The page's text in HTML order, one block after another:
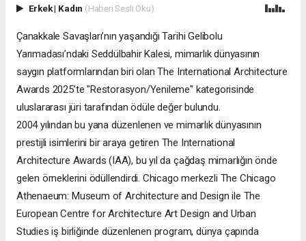
Erkek| Kadın (Haberi Sesli Oku)
Çanakkale Savaşları’nın yaşandığı Tarihi Gelibolu
Yarımadası’ndaki Seddülbahir Kalesi, mimarlık dünyasının
saygın platformlarından biri olan The International Architecture
Awards 2025’te "Restorasyon/Yenileme" kategorisinde
uluslararası jüri tarafından ödüle değer bulundu.
2004 yılından bu yana düzenlenen ve mimarlık dünyasının
prestijli isimlerini bir araya getiren The International
Architecture Awards (IAA), bu yıl da çağdaş mimarlığın önde
gelen örneklerini ödüllendirdi. Chicago merkezli The Chicago
Athenaeum: Museum of Architecture and Design ile The
European Centre for Architecture Art Design and Urban
Studies iş birliğinde düzenlenen program, dünya çapında